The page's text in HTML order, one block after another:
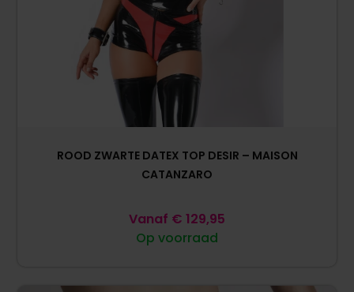
ROOD ZWARTE DATEX TOP DESIR – MAISON
CATANZARO
Op voorraad
Vanaf € 129,95